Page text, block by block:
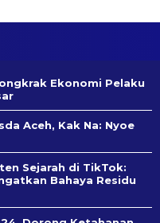
Ekonomi Pelaku
Aceh, Kak Na: Nyoe
Sejarah di TikTok:
Bahaya Residu